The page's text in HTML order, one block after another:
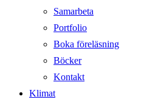
Samarbeta
Portfolio
Boka föreläsning
Böcker
Kontakt
Klimat